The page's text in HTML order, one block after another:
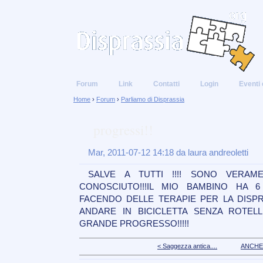
Forum Link Contatti Login Eventi
Home › Forum › Parliamo di Disprassia
Mar, 2011-07-12 14:18 da laura andreoletti
SALVE A TUTTI !!!! SONO
CONOSCIUTO!!!IL MIO BAMBINO HA
FACENDO DELLE TERAPIE PER LA
ANDARE IN BICICLETTA SENZA
GRANDE PROGRESSO!!!!!
< Saggezza antica....